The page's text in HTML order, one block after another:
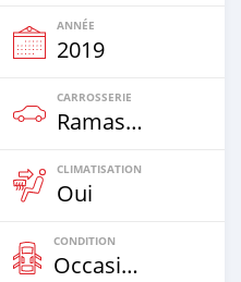
ANNÉE
2019
CARROSSERIE
Ramasser
CLIMATISATION
Oui
CONDITION
Occasion